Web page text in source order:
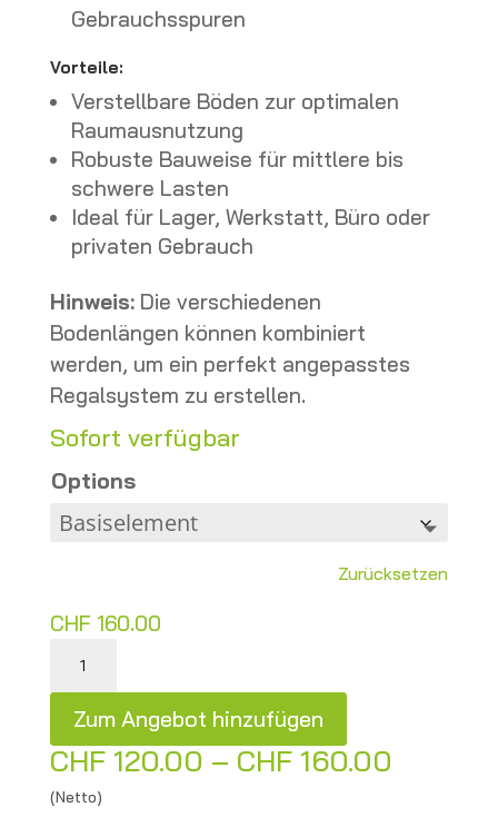
Gebrauchsspuren
Vorteile:
Verstellbare Böden zur optimalen
Raumausnutzung
Robuste Bauweise für mittlere bis
schwere Lasten
Ideal für Lager, Werkstatt, Büro oder
privaten Gebrauch
Hinweis:Die verschiedenen
Bodenlängen können kombiniert
werden, um ein perfekt angepasstes
Regalsystem zu erstellen.
Sofort verfügbar
Options
Zurücksetzen
CHF 160.00
Bruynzeel Metallregal - Gebraucht Menge
Zum Angebot hinzufügen
A
l
CHF120.00 – CHF160.00
(Netto)